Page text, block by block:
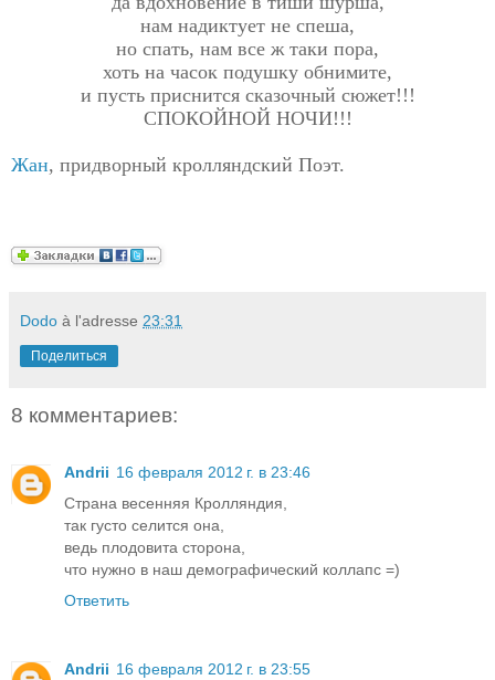
нам надиктует не спеша,
но спать, нам все ж таки пора,
хоть на часок подушку обнимите,
и пусть приснится сказочный сюжет!!!
СПОКОЙНОЙ НОЧИ!!!
Жан, придворный кролляндский Поэт.
Dodo à l'adresse 23:31
Поделиться
8 комментариев:
Andrii 16 февраля 2012 г. в 23:46
Страна весенняя Кролляндия,
так густо селится она,
ведь плодовита сторона,
что нужно в наш демографический коллапс =)
Ответить
Andrii 16 февраля 2012 г. в 23:55